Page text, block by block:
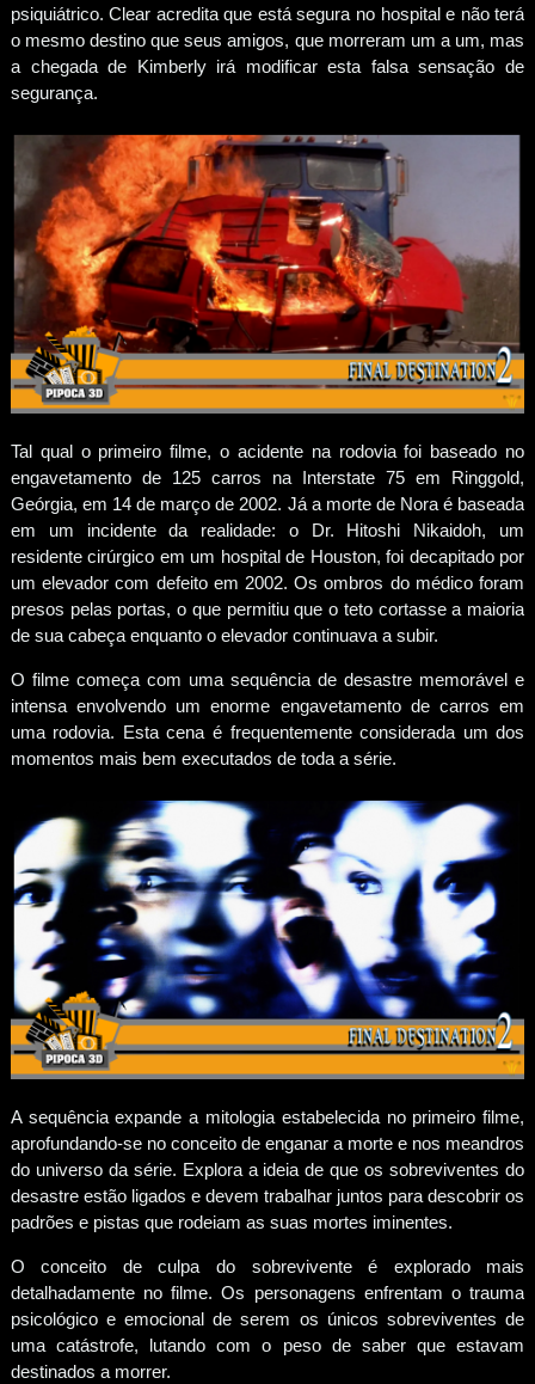
psiquiátrico. Clear acredita que está segura no hospital e não terá
o mesmo destino que seus amigos, que morreram um a um, mas
a chegada de Kimberly irá modificar esta falsa sensação de
segurança.
Tal qual o primeiro filme, o acidente na rodovia foi baseado no
engavetamento de 125 carros na Interstate 75 em Ringgold,
Geórgia, em 14 de março de 2002. Já a morte de Nora é baseada
em um incidente da realidade: o Dr. Hitoshi Nikaidoh, um
residente cirúrgico em um hospital de Houston, foi decapitado por
um elevador com defeito em 2002. Os ombros do médico foram
presos pelas portas, o que permitiu que o teto cortasse a maioria
de sua cabeça enquanto o elevador continuava a subir.
O filme começa com uma sequência de desastre memorável e
intensa envolvendo um enorme engavetamento de carros em
uma rodovia. Esta cena é frequentemente considerada um dos
momentos mais bem executados de toda a série.
A sequência expande a mitologia estabelecida no primeiro filme,
aprofundando-se no conceito de enganar a morte e nos meandros
do universo da série. Explora a ideia de que os sobreviventes do
desastre estão ligados e devem trabalhar juntos para descobrir os
padrões e pistas que rodeiam as suas mortes iminentes.
O conceito de culpa do sobrevivente é explorado mais
detalhadamente no filme. Os personagens enfrentam o trauma
psicológico e emocional de serem os únicos sobreviventes de
uma catástrofe, lutando com o peso de saber que estavam
destinados a morrer.